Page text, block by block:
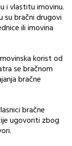
i vlastitu imovinu.
su bračni drugovi
ili imovina
korist od
se bračnom
bračne
bračne
ugovoriti zbog